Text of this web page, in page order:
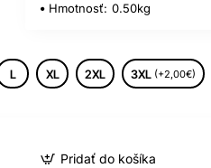
Hmotnosť: 0.50kg
L XL 2XL 3XL (+2,00€)
Pridať do košíka